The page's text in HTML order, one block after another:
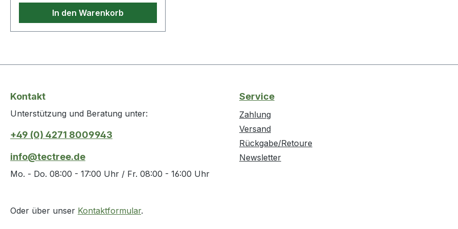
110°
In den Warenkorb
Kontakt
Unterstützung und Beratung unter:
+49 (0) 4271 8009943
info@tectree.de
Mo. - Do. 08:00 - 17:00 Uhr / Fr. 08:00 - 16:00 Uhr
Oder über unser Kontaktformular.
Service
Zahlung
Versand
Rückgabe/Retoure
Newsletter